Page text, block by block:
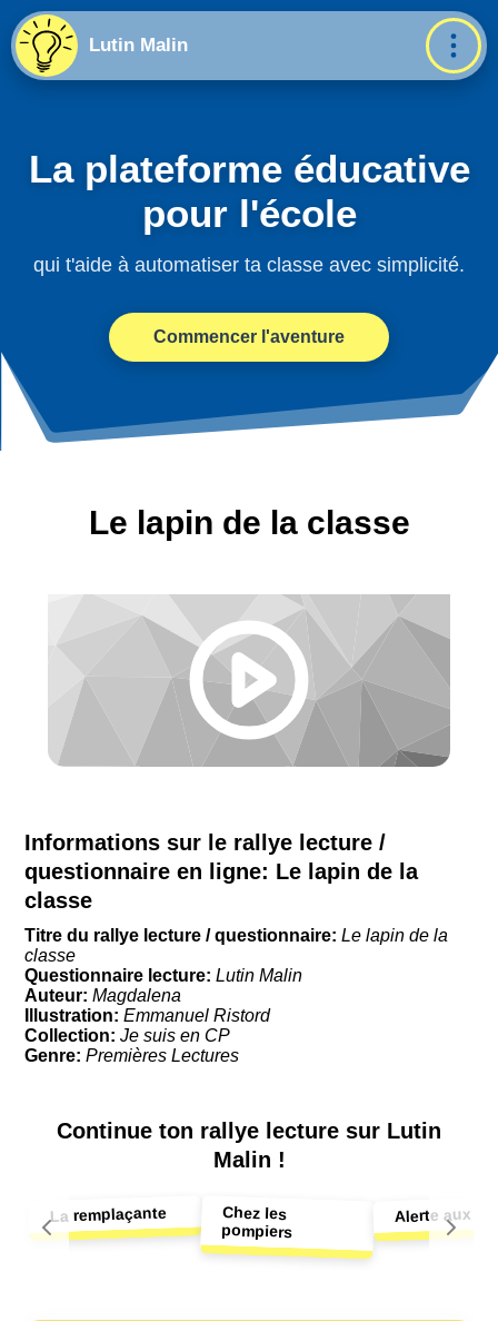
Lutin Malin
La plateforme éducative
pour l'école
qui t'aide à automatiser ta classe avec simplicité.
Commencer l'aventure
Le lapin de la classe
Informations sur le rallye lecture /
questionnaire en ligne: Le lapin de la
classe
Titre du rallye lecture / questionnaire:Le lapin de la
classe
Questionnaire lecture:Lutin Malin
Auteur:Magdalena
Illustration:Emmanuel Ristord
Collection:Je suis en CP
Genre:Premières Lectures
Continue ton rallye lecture sur Lutin
Malin !
La remplaçante Chez les
pompiers
Alerte aux